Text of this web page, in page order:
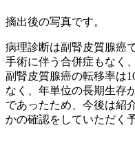
摘出後の写真です。
病理診断は副腎皮質腺癌
手術に伴う合併症もなく
副腎皮質腺癌の転移率は
なく、年単位の長期生存
であったため、今後は紹
かの確認をしていただく